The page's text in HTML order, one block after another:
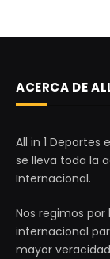
ACERCA DE
All in 1
se lleva toda la
Internacional.
Nos regimos
internacional
mayor